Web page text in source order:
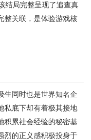
结局完整呈现了追查真
整关联，是体验游戏核
生同时也是世界知名企
私底下却有着极其接地
积累社会经验的秘密基
烈的正义感积极投身于